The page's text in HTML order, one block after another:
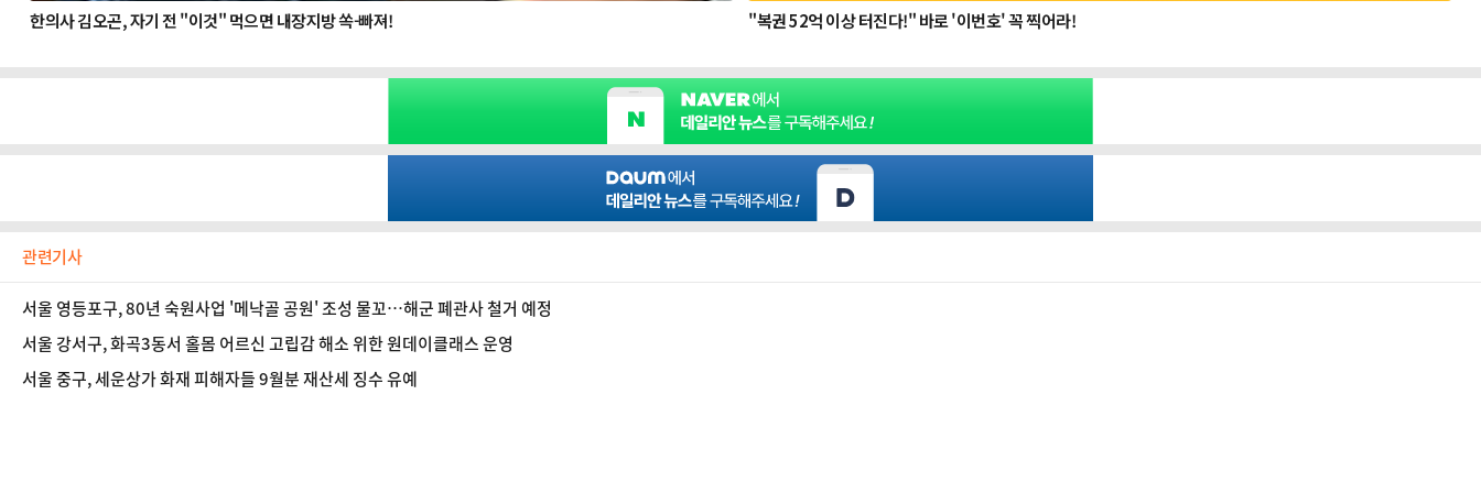
관련기사
서울 영등포구, 80년 숙원사업 '메낙골 공원' 조성 물꼬…해군 폐관사 철거 예정
서울 강서구, 화곡3동서 홀몸 어르신 고립감 해소 위한 원데이클래스 운영
서울 중구, 세운상가 화재 피해자들 9월분 재산세 징수 유예